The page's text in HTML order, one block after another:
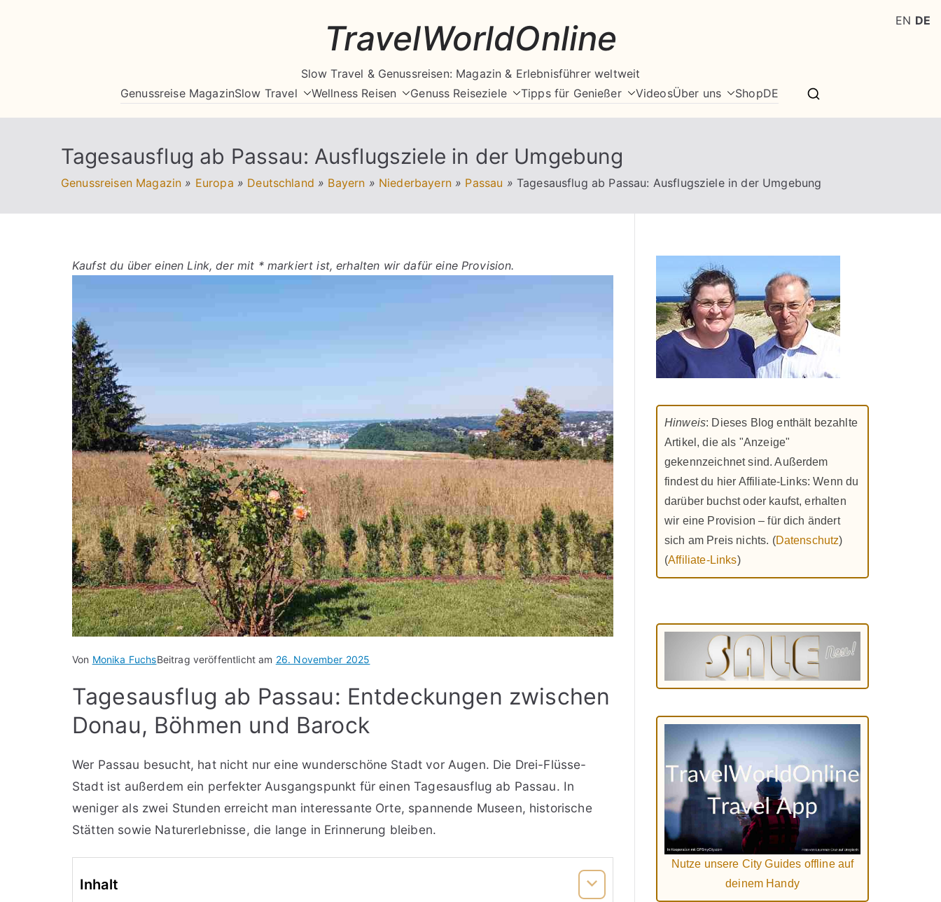
TravelWorldOnline
Slow Travel & Genussreisen: Magazin & Erlebnisführer weltweit
Genussreise MagazinSlow Travel Wellness Reisen Genuss Reiseziele Tipps für Genießer VideosÜber uns ShopDE
Tagesausflug ab Passau: Ausflugsziele in der Umgebung
Genussreisen Magazin » Europa » Deutschland » Bayern » Niederbayern » Passau » Tagesausflug ab Passau: Ausflugsziele in der Umgebung
Kaufst du über einen Link, der mit * markiert ist, erhalten wir dafür eine Provision.
Von Monika FuchsBeitrag veröffentlicht am 26. November 2025
Tagesausflug ab Passau: Entdeckungen zwischen
Donau, Böhmen und Barock
Wer Passau besucht, hat nicht nur eine wunderschöne Stadt vor Augen. Die Drei-Flüsse-
Stadt ist außerdem ein perfekter Ausgangspunkt für einen Tagesausflug ab Passau. In
weniger als zwei Stunden erreicht man interessante Orte, spannende Museen, historische
Stätten sowie Naturerlebnisse, die lange in Erinnerung bleiben.
Inhalt
Hinweis: Dieses Blog enthält bezahlte
Artikel, die als "Anzeige"
gekennzeichnet sind. Außerdem
findest du hier Affiliate-Links: Wenn du
darüber buchst oder kaufst, erhalten
wir eine Provision – für dich ändert
sich am Preis nichts. (Datenschutz)
(Affiliate-Links)
Nutze unsere City Guides offline auf
deinem Handy
EN DE